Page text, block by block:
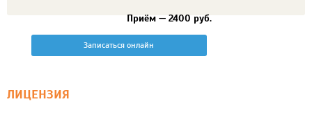
Приём — 2400 руб.
Записаться онлайн
ЛИЦЕНЗИЯ